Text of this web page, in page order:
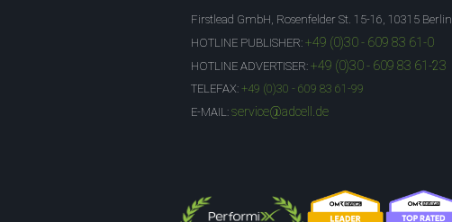
Firstlead GmbH, Rosenfelder St. 15-16, 10315 Berlin
HOTLINE PUBLISHER: +49 (0)30 - 609 83 61-0
HOTLINE ADVERTISER: +49 (0)30 - 609 83 61-23
TELEFAX: +49 (0)30 - 609 83 61-99
E-MAIL: service@adcell.de